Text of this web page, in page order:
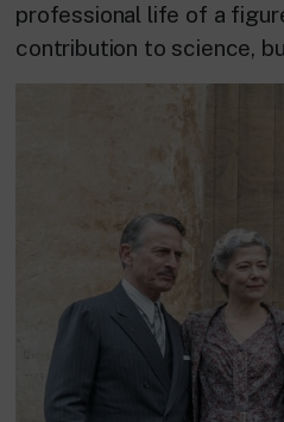
professional life of a
contribution to science,